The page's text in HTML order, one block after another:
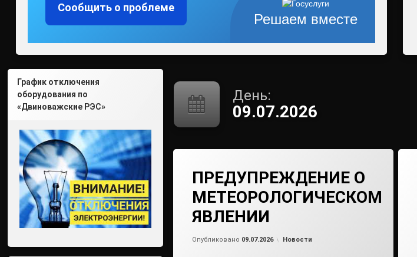
Решаем вместе
Сообщить о проблеме
День:
09.07.2026
ПРЕДУПРЕЖДЕНИЕ О
МЕТЕОРОЛОГИЧЕСКОМ
ЯВЛЕНИИ
Опубликовано 09.07.2026 Рубрики:
Новости
График отключения
оборудования по
«Двиноважские РЭС»